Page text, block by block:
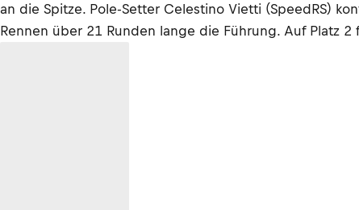
an die Spitze. Pole-Setter Celestino Vietti (SpeedRS)
Rennen über 21 Runden lange die Führung. Auf Platz